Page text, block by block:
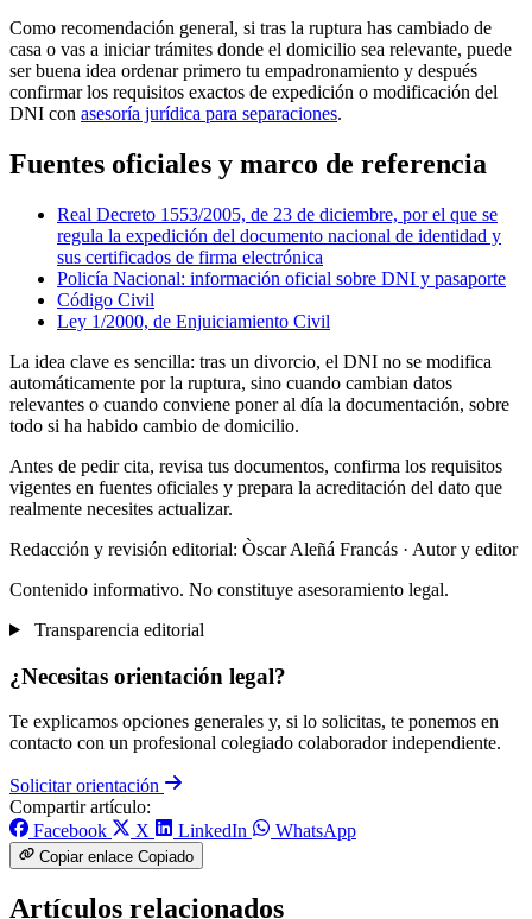
Como recomendación general, si tras la ruptura has cambiado de
casa o vas a iniciar trámites donde el domicilio sea relevante, puede
ser buena idea ordenar primero tu empadronamiento y después
confirmar los requisitos exactos de expedición o modificación del
DNI con asesoría jurídica para separaciones.
Fuentes oficiales y marco de referencia
Real Decreto 1553/2005, de 23 de diciembre, por el que se
regula la expedición del documento nacional de identidad y
sus certificados de firma electrónica
Policía Nacional: información oficial sobre DNI y pasaporte
Código Civil
Ley 1/2000, de Enjuiciamiento Civil
La idea clave es sencilla: tras un divorcio, el DNI no se modifica
automáticamente por la ruptura, sino cuando cambian datos
relevantes o cuando conviene poner al día la documentación, sobre
todo si ha habido cambio de domicilio.
Antes de pedir cita, revisa tus documentos, confirma los requisitos
vigentes en fuentes oficiales y prepara la acreditación del dato que
realmente necesites actualizar.
Redacción y revisión editorial: Òscar Aleñá Francás · Autor y editor
Contenido informativo. No constituye asesoramiento legal.
Transparencia editorial
¿Necesitas orientación legal?
Te explicamos opciones generales y, si lo solicitas, te ponemos en
contacto con un profesional colegiado colaborador independiente.
Solicitar orientación
Compartir artículo:
Facebook
X LinkedIn WhatsApp
Copiar enlace Copiado
Artículos relacionados